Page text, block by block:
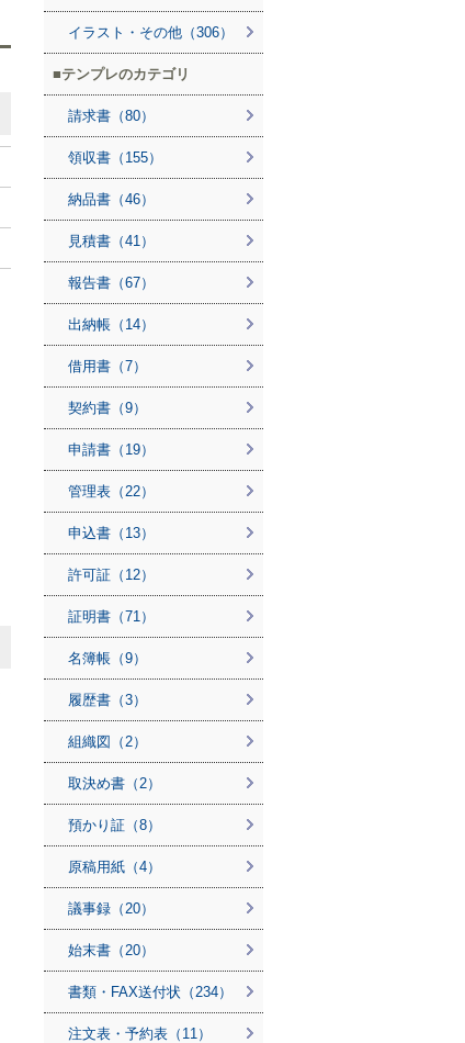
イラスト・その他（306）
テンプレのカテゴリ
請求書（80）
領収書（155）
納品書（46）
見積書（41）
報告書（67）
出納帳（14）
借用書（7）
契約書（9）
申請書（19）
管理表（22）
申込書（13）
許可証（12）
証明書（71）
名簿帳（9）
履歴書（3）
組織図（2）
取決め書（2）
預かり証（8）
原稿用紙（4）
議事録（20）
始末書（20）
書類・FAX送付状（234）
注文表・予約表（11）